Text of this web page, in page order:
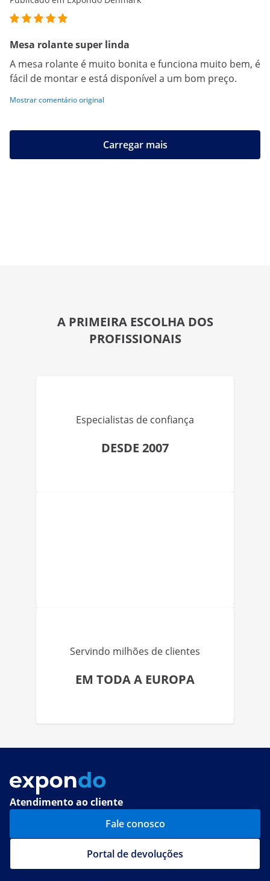
Mesa rolante super linda
A mesa rolante é muito bonita e funciona muito bem, é
fácil de montar e está disponível a um bom preço.
Mostrar comentário original
Carregar mais
A PRIMEIRA ESCOLHA DOS
PROFISSIONAIS
Especialistas de confiança
DESDE 2007
Servindo milhões de clientes
EM TODA A EUROPA
Atendimento ao cliente
Fale conosco
Portal de devoluções